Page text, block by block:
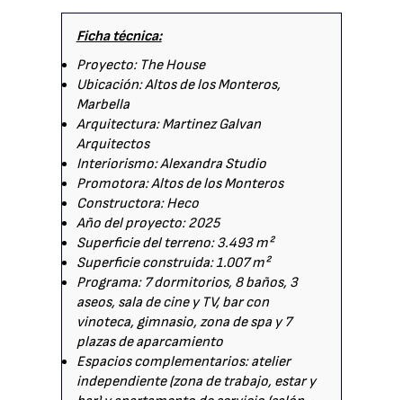
Ficha técnica:
Proyecto: The House
Ubicación: Altos de los Monteros,
Marbella
Arquitectura: Martinez Galvan
Arquitectos
Interiorismo: Alexandra Studio
Promotora: Altos de los Monteros
Constructora: Heco
Año del proyecto: 2025
Superficie del terreno: 3.493 m²
Superficie construida: 1.007 m²
Programa: 7 dormitorios, 8 baños, 3
aseos, sala de cine y TV, bar con
vinoteca, gimnasio, zona de spa y 7
plazas de aparcamiento
Espacios complementarios: atelier
independiente (zona de trabajo, estar y